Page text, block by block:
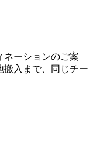
ネーションのご案
搬入まで、同じチー